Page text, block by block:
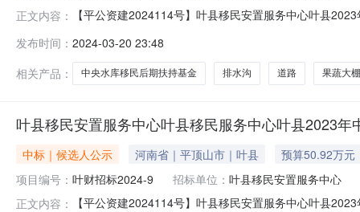
正文内容：
【平公资建2024114号】叶县移民安置服务中心叶县
招标方式：公开招标4、招标公告发布日期：2024年2月
发布时间： 2024-03-20 23:48
相关产品：
中央水库移民后期扶持基金 排水沟 道路 果蔬大棚
叶县移民安置服务中心叶县移民服务中心叶县2023
中标｜候选人公示 河南省｜平顶山市｜叶县
预算50.92万元
项目编号： 叶财招标2024-9 招标单位： 叶县移民安置服务中心
正文内容：
【平公资建2024114号】叶县移民安置服务中心叶县